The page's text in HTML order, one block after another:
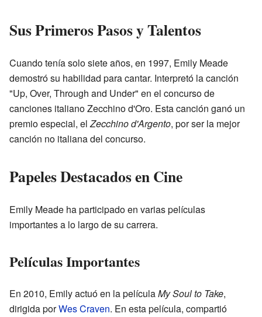
Sus Primeros Pasos y Talentos
Cuando tenía solo siete años, en 1997, Emily Meade
demostró su habilidad para cantar. Interpretó la canción
"Up, Over, Through and Under" en el concurso de
canciones italiano Zecchino d'Oro. Esta canción ganó un
premio especial, elZecchino d'Argento, por ser la mejor
canción no italiana del concurso.
Papeles Destacados en Cine
Emily Meade ha participado en varias películas
importantes a lo largo de su carrera.
Películas Importantes
En 2010, Emily actuó en la películaMy Soul to Take,
dirigida porWes Craven. En esta película, compartió